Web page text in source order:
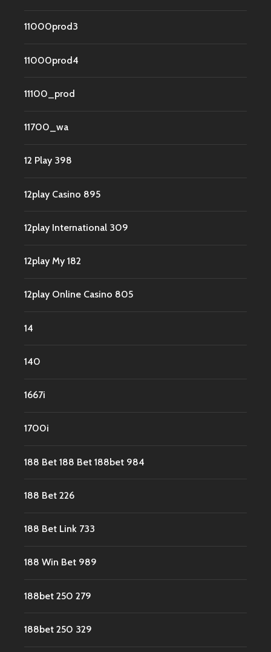
11000prod3
11000prod4
11100_prod
11700_wa
12 Play 398
12play Casino 895
12play International 309
12play My 182
12play Online Casino 805
14
140
1667i
1700i
188 Bet 188 Bet 188bet 984
188 Bet 226
188 Bet Link 733
188 Win Bet 989
188bet 250 279
188bet 250 329